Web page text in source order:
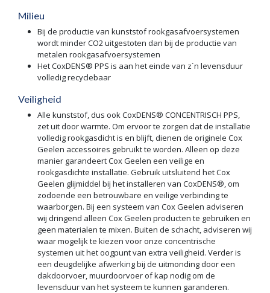
Milieu
Bij de productie van kunststof rookgasafvoersystemen
wordt minder CO2 uitgestoten dan bij de productie van
metalen rookgasafvoersystemen
Het CoxDENS® PPS is aan het einde van z´n levensduur
volledig recyclebaar
Veiligheid
Alle kunststof, dus ook CoxDENS® CONCENTRISCH PPS,
zet uit door warmte. Om ervoor te zorgen dat de installatie
volledig rookgasdicht is en blijft, dienen de originele Cox
Geelen accessoires gebruikt te worden. Alleen op deze
manier garandeert Cox Geelen een veilige en
rookgasdichte installatie. Gebruik uitsluitend het Cox
Geelen glijmiddel bij het installeren van CoxDENS®, om
zodoende een betrouwbare en veilige verbinding te
waarborgen. Bij een systeem van Cox Geelen adviseren
wij dringend alleen Cox Geelen producten te gebruiken en
geen materialen te mixen. Buiten de schacht, adviseren wij
waar mogelijk te kiezen voor onze concentrische
systemen uit het oogpunt van extra veiligheid. Verder is
een deugdelijke afwerking bij de uitmonding door een
dakdoorvoer, muurdoorvoer of kap nodig om de
levensduur van het systeem te kunnen garanderen.